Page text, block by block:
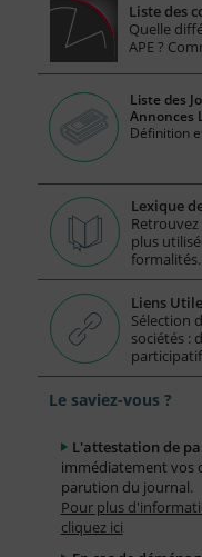
Liste des
Quelle
APE ?
Liste des
Annonces
Définition
Lexique
plus
formalités.
Liens
Sélection
sociétés :
participatif
Le saviez-vous ?
L'attestation de
immédiatement vos
parution du journal.
Pour plus
cliquez ici